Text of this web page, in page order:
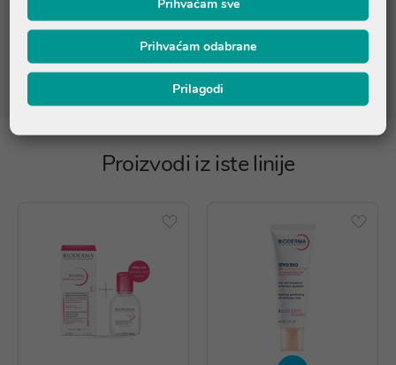
ovog proizvoda. Budući da može doći do kašnjenja između
njegove proizvodnje i distribucije na tržištu, molimo pročitajte
popis sastojaka koji se nalazi na pakiranju proizvoda ili nas
kontaktirajte na online@ljekarnatalan.hr
Proizvodi iz iste linije
Prihvaćam odabrane
Prilagodi